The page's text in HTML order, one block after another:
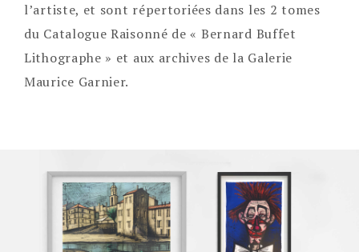
l’artiste, et sont répertoriées dans les 2 tomes
du Catalogue Raisonné de « Bernard Buffet
Lithographe » et aux archives de la Galerie
Maurice Garnier.